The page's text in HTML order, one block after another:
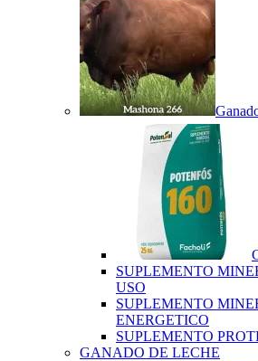
SUPLEMENTO
USO
SUPLEMENTO
ENERGETICO
SUPLEMENTO
GANADO DE LECHE